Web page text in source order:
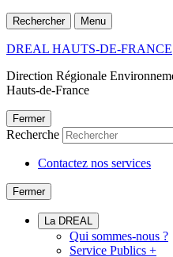
Rechercher Menu
DREAL HAUTS-DE-FRANCE
Direction Régionale
Hauts-de-France
Fermer
Recherche
Contactez nos services
Fermer
La DREAL
Qui sommes-nous ?
Service Publics +